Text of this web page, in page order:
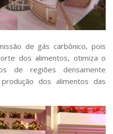
de gás carbônico, pois
dos alimentos, otimiza o
de regiões densamente
dos alimentos das